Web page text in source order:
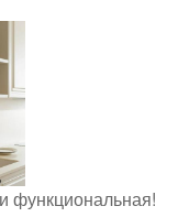
функциональная!